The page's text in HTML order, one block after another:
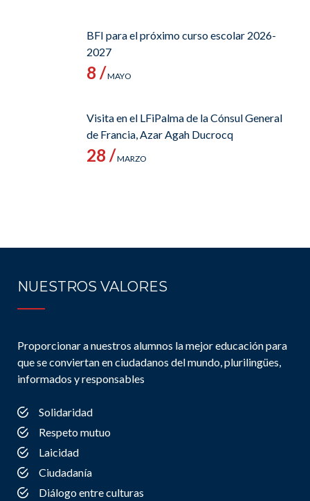
BFI para el próximo curso escolar 2026-
2027
8 /MAYO
Visita en el LFiPalma de la Cónsul General
de Francia, Azar Agah Ducrocq
28 /MARZO
NUESTROS VALORES
Proporcionar a nuestros alumnos la mejor educación para
que se conviertan en ciudadanos del mundo, plurilingües,
informados y responsables
Solidaridad
Respeto mutuo
Laicidad
Ciudadanía
Diálogo entre culturas